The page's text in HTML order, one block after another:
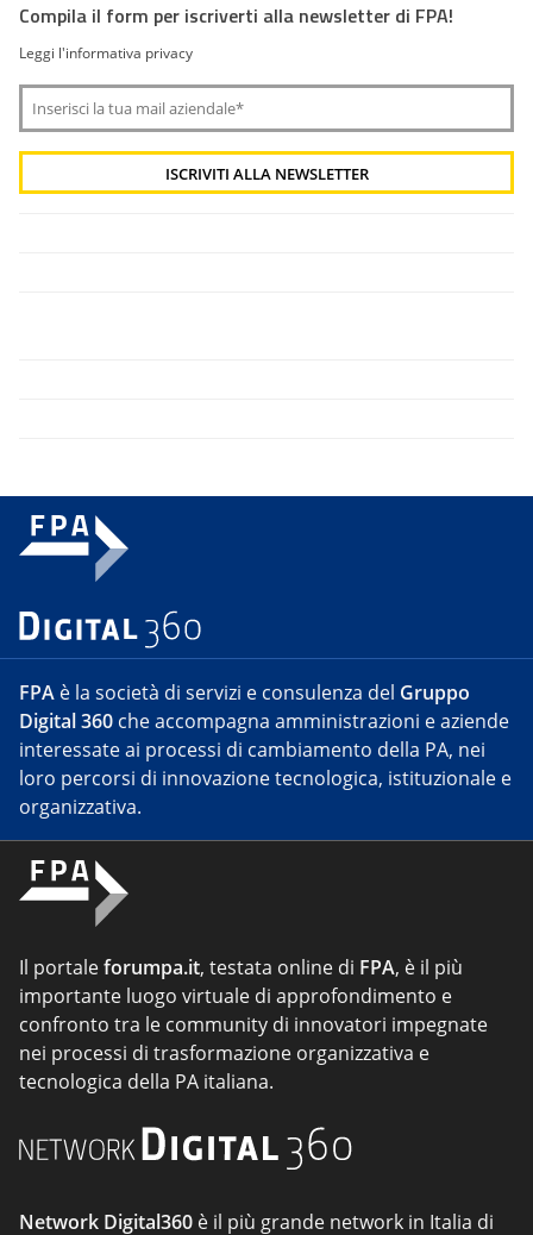
Compila il form per iscriverti alla newsletter di FPA!
Leggi l'informativa privacy
FPA è la società di servizi e consulenza del Gruppo
Digital 360 che accompagna amministrazioni e aziende
interessate ai processi di cambiamento della PA, nei
loro percorsi di innovazione tecnologica, istituzionale e
organizzativa.
Il portaleforumpa.it, testata online di FPA, è il più
importante luogo virtuale di approfondimento e
confronto tra le community di innovatori impegnate
nei processi di trasformazione organizzativa e
tecnologica della PA italiana.
Network Digital360 è il più grande network in Italia di